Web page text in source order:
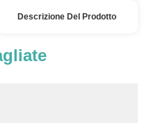
Descrizione Del Prodotto